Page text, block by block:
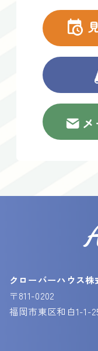
クローバーハウス株
〒811-0202
福岡市東区和白1-1-